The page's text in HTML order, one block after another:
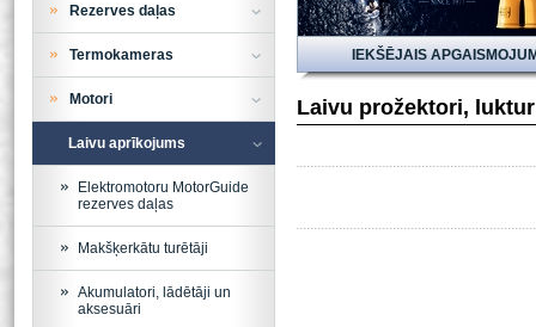
IEKŠĒJAIS
Laivu prožektori,
Rezerves daļas
Termokameras
Motori
Laivu aprīkojums
Elektromotoru MotorGuide
rezerves daļas
Makšķerkātu turētāji
Akumulatori, lādētāji un
aksesuāri